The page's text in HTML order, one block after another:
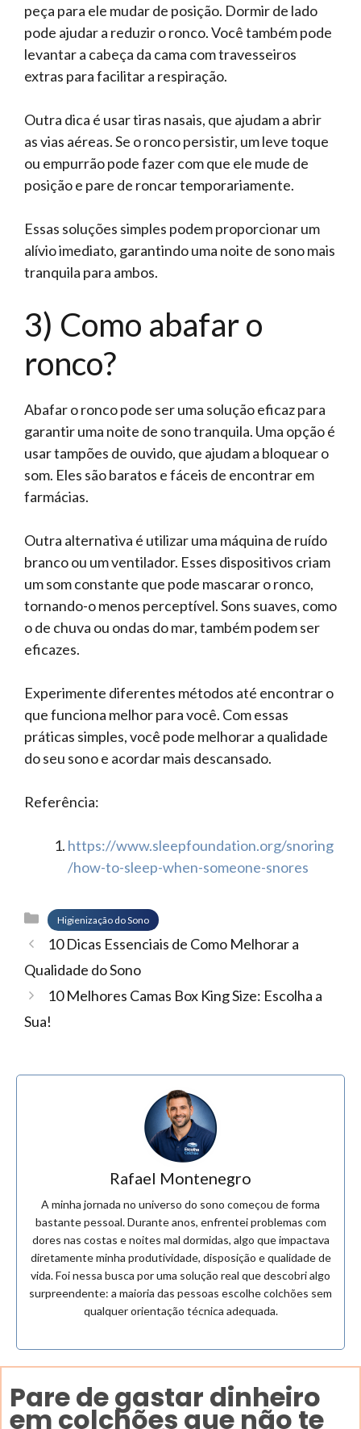
peça para ele mudar de posição. Dormir de lado
pode ajudar a reduzir o ronco. Você também pode
levantar a cabeça da cama com travesseiros
extras para facilitar a respiração.
Outra dica é usar tiras nasais, que ajudam a abrir
as vias aéreas. Se o ronco persistir, um leve toque
ou empurrão pode fazer com que ele mude de
posição e pare de roncar temporariamente.
Essas soluções simples podem proporcionar um
alívio imediato, garantindo uma noite de sono mais
tranquila para ambos.
3) Como abafar o
ronco?
Abafar o ronco pode ser uma solução eficaz para
garantir uma noite de sono tranquila. Uma opção é
usar tampões de ouvido, que ajudam a bloquear o
som. Eles são baratos e fáceis de encontrar em
farmácias.
Outra alternativa é utilizar uma máquina de ruído
branco ou um ventilador. Esses dispositivos criam
um som constante que pode mascarar o ronco,
tornando-o menos perceptível. Sons suaves, como
o de chuva ou ondas do mar, também podem ser
eficazes.
Experimente diferentes métodos até encontrar o
que funciona melhor para você. Com essas
práticas simples, você pode melhorar a qualidade
do seu sono e acordar mais descansado.
Referência:
https://www.sleepfoundation.org/snoring
/how-to-sleep-when-someone-snores
Categorias
Higienização do Sono
10 Dicas Essenciais de Como Melhorar a
Qualidade do Sono
10 Melhores Camas Box King Size: Escolha a
Sua!
Rafael Montenegro
A minha jornada no universo do sono começou de forma
bastante pessoal. Durante anos, enfrentei problemas com
dores nas costas e noites mal dormidas, algo que impactava
diretamente minha produtividade, disposição e qualidade de
vida. Foi nessa busca por uma solução real que descobri algo
surpreendente: a maioria das pessoas escolhe colchões sem
qualquer orientação técnica adequada.